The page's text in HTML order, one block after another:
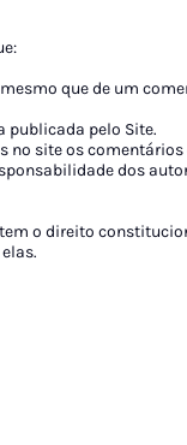
que de um
publicada pelo Site.
no site os
dos
tem o direito